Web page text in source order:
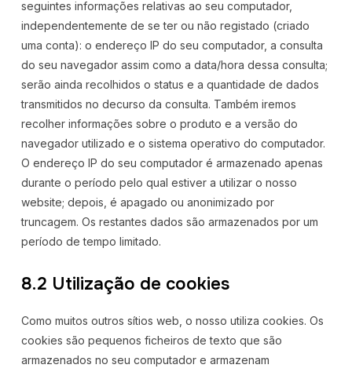
seguintes informações relativas ao seu computador,
independentemente de se ter ou não registado (criado
uma conta): o endereço IP do seu computador, a consulta
do seu navegador assim como a data/hora dessa consulta;
serão ainda recolhidos o status e a quantidade de dados
transmitidos no decurso da consulta. Também iremos
recolher informações sobre o produto e a versão do
navegador utilizado e o sistema operativo do computador.
O endereço IP do seu computador é armazenado apenas
durante o período pelo qual estiver a utilizar o nosso
website; depois, é apagado ou anonimizado por
truncagem. Os restantes dados são armazenados por um
período de tempo limitado.
8.2 Utilização de cookies
Como muitos outros sítios web, o nosso utiliza cookies. Os
cookies são pequenos ficheiros de texto que são
armazenados no seu computador e armazenam